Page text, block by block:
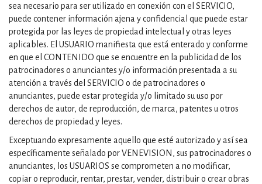
sea necesario para ser utilizado en conexión con el SERVICIO,
puede contener información ajena y confidencial que puede estar
protegida por las leyes de propiedad intelectual y otras leyes
aplicables. El USUARIO manifiesta que está enterado y conforme
en que el CONTENIDO que se encuentre en la publicidad de los
patrocinadores o anunciantes y/o información presentada a su
atención a través del SERVICIO o de patrocinadores o
anunciantes, puede estar protegida y/o limitado su uso por
derechos de autor, de reproducción, de marca, patentes u otros
derechos de propiedad y leyes.
Exceptuando expresamente aquello que esté autorizado y así sea
específicamente señalado por VENEVISION, sus patrocinadores o
anunciantes, los USUARIOS se comprometen a no modificar,
copiar o reproducir, rentar, prestar, vender, distribuir o crear obras